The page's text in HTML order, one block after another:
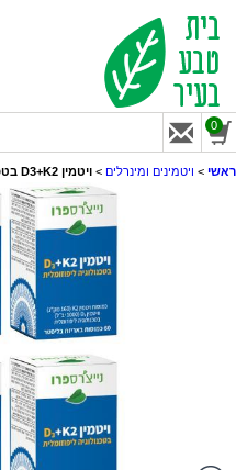
0
ראשי > ויטמינים ומינרלים > ויטמין D3+K2 בטכנולוגיה ליפוזומלית ריביעה במבצע